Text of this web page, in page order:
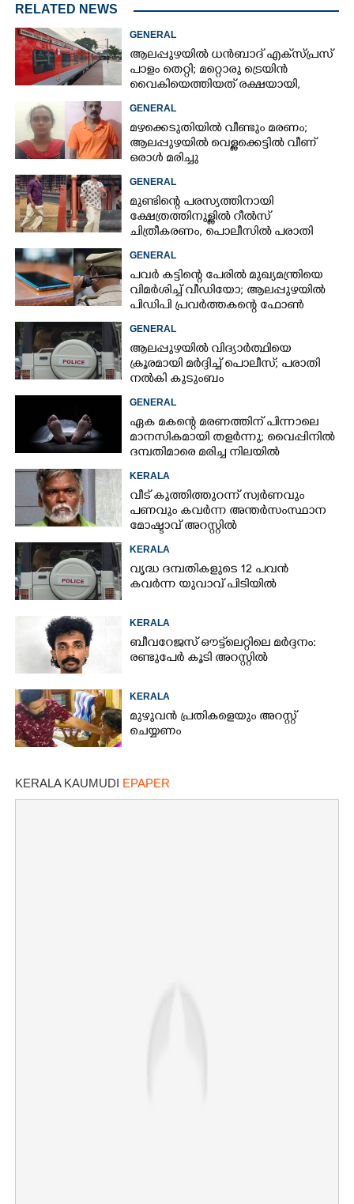
RELATED NEWS
GENERAL
ആലപ്പുഴയിൽ ധൻബാദ് എക്‌സ്പ്രസ്
പാളം തെറ്റി; മറ്റൊരു ട്രെയിൻ
വൈകിയെത്തിയത് രക്ഷയായി,
GENERAL
മഴക്കെടുതിയിൽ വീണ്ടും മരണം;
ആലപ്പുഴയിൽ വെള്ളക്കെട്ടിൽ വീണ്
ഒരാൾ മരിച്ചു
GENERAL
മുണ്ടിന്റെ പരസ്യത്തിനായി
ക്ഷേത്രത്തിനുള്ളിൽ റീൽസ്
ചിത്രീകരണം, പൊലീസിൽ പരാതി
GENERAL
പവർ കട്ടിന്റെ പേരിൽ മുഖ്യമന്ത്രിയെ
വിമർശിച്ച് വീഡിയോ; ആലപ്പുഴയിൽ
പിഡിപി പ്രവർത്തകന്റെ ഫോൺ
GENERAL
ആലപ്പുഴയിൽ വിദ്യാർത്ഥിയെ
ക്രൂരമായി മർദ്ദിച്ച് പൊലീസ്; പരാതി
നൽകി കുടുംബം
GENERAL
ഏക മകന്റെ മരണത്തിന് പിന്നാലെ
മാനസികമായി തളർന്നു; വൈപ്പിനിൽ
ദമ്പതിമാരെ മരിച്ച നിലയിൽ
KERALA
വീട് കുത്തിത്തുറന്ന് സ്വർണവും
പണവും കവർന്ന അന്തർസംസ്ഥാന
മോഷ്ടാവ് അറസ്റ്റിൽ
KERALA
വൃദ്ധ ദമ്പതികളുടെ 12 പവൻ
കവർന്ന യുവാവ് പിടിയിൽ
KERALA
ബീവറേജസ് ഔട്ട്‌ലെറ്റിലെ മർദ്ദനം:
രണ്ടുപേർ കൂടി അറസ്റ്റിൽ
KERALA
മുഴുവൻ പ്രതികളെയും അറസ്റ്റ്
ചെയ്യണം
KERALA KAUMUDI EPAPER